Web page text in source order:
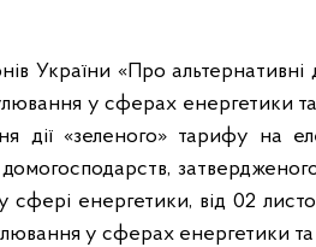
України «Про
у сферах енергетики
дії «зеленого» тарифу на
домогосподарств,
енергетики, від 02
у сферах енергетики